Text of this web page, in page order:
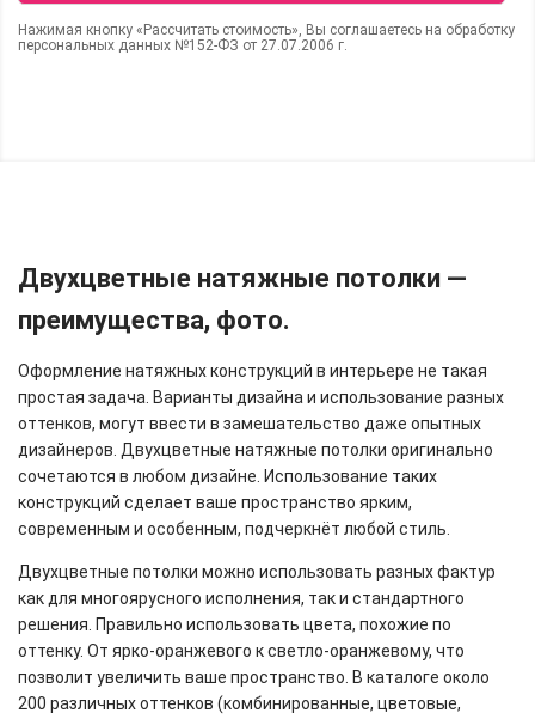
Нажимая кнопку «Рассчитать стоимость», Вы соглашаетесь на обработку
персональных данных №152-ФЗ от 27.07.2006 г.
Двухцветные натяжные потолки —
преимущества, фото.
Оформление натяжных конструкций в интерьере не такая
простая задача. Варианты дизайна и использование разных
оттенков, могут ввести в замешательство даже опытных
дизайнеров. Двухцветные натяжные потолки оригинально
сочетаются в любом дизайне. Использование таких
конструкций сделает ваше пространство ярким,
современным и особенным, подчеркнёт любой стиль.
Двухцветные потолки можно использовать разных фактур
как для многоярусного исполнения, так и стандартного
решения. Правильно использовать цвета, похожие по
оттенку. От ярко-оранжевого к светло-оранжевому, что
позволит увеличить ваше пространство. В каталоге около
200 различных оттенков (комбинированные, цветовые,